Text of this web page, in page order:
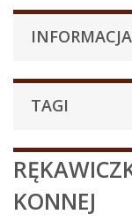
INFORMACJA
TAGI
KONNEJ